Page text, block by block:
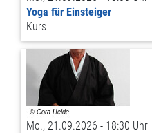
Yoga für Einsteiger
Kurs
Mo., 21.09.2026 - 18:30 Uhr